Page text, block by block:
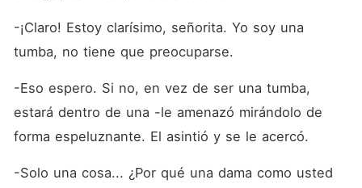
-¡Claro! Estoy clarísimo, señorita. Yo soy una
tumba, no tiene que preocuparse.
-Eso espero. Si no, en vez de ser una tumba,
estará dentro de una -le amenazó mirándolo de
forma espeluznante. El asintió y se le acercó.
-Solo una cosa... ¿Por qué una dama como usted